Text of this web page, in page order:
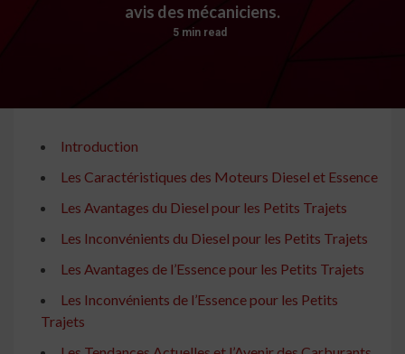
avis des mécaniciens.
5 min read
Introduction
Les Caractéristiques des Moteurs Diesel et Essence
Les Avantages du Diesel pour les Petits Trajets
Les Inconvénients du Diesel pour les Petits Trajets
Les Avantages de l’Essence pour les Petits Trajets
Les Inconvénients de l’Essence pour les Petits
Trajets